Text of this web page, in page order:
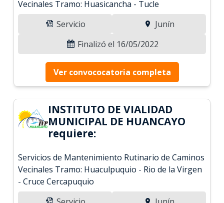
Vecinales Tramo: Huasicancha - Tucle
Servicio
Junín
Finalizó el 16/05/2022
Ver convococatoria completa
INSTITUTO DE VIALIDAD
MUNICIPAL DE HUANCAYO
requiere:
Servicios de Mantenimiento Rutinario de Caminos
Vecinales Tramo: Huaculpuquio - Rio de la Virgen
- Cruce Cercapuquio